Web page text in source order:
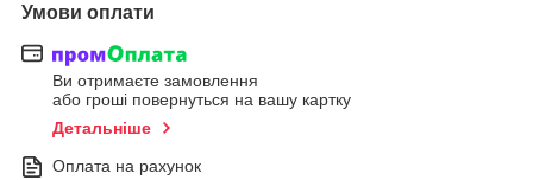
Умови оплати
Ви отримаєте замовлення
або гроші повернуться на вашу картку
Детальніше
Оплата на рахунок